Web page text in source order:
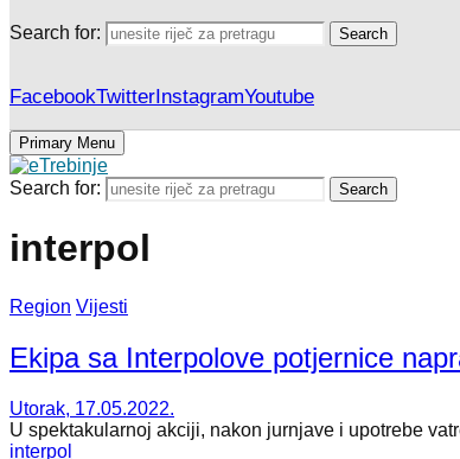
Search for: Search
FacebookTwitterInstagramYoutube
Primary Menu
Search for: Search
interpol
Region Vijesti
Ekipa sa Interpolove potjernice
Utorak, 17.05.2022.
U spektakularnoj akciji, nakon jurnjave i upotrebe
interpol